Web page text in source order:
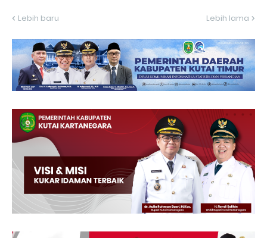
Lebih baru Lebih lama